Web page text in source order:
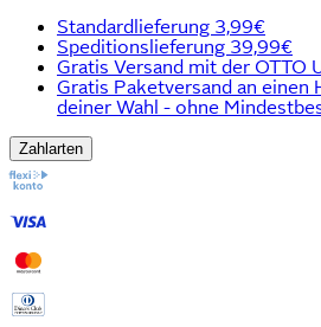
Standardlieferung 3,99€
Speditionslieferung 39,99€
Gratis Versand mit der OTTO
Gratis Paketversand an einen
deiner Wahl - ohne
Zahlarten